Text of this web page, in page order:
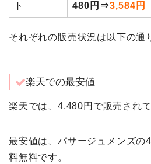
ト
480円⇒3,584円
それぞれの販売状況は以下の通
楽天での最安値
楽天では、4,480円で販売されて
最安値は、パサージュメンズの
料無料です。